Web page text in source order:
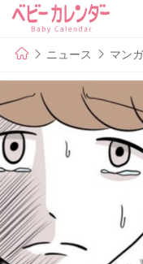
ニュース マンガ